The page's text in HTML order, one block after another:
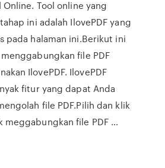
Online. Tool online yang
ini adalah IlovePDF yang
pada halaman ini.Berikut ini
file PDF
IlovePDF. IlovePDF
fitur yang dapat Anda
file PDF.Pilih dan klik
meggabungkan file PDF …